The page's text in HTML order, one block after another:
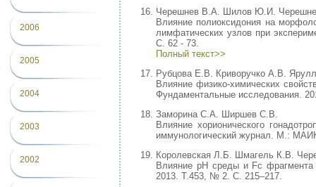
2006
2005
2004
2003
2002
Черешнев В.А. Шилов Ю.И.
Влияние полиоксидония на
лимфатических узлов при
С. 62 - 73.
Полный текст>>
Рубцова Е.В. Криворучко А.В.
Влияние физико-химических
Фундаментальные исследования.
Заморина С.А. Ширшев С.В.
Влияние хорионического
иммунологический журнал. М.:
Королевская Л.Б. Шмагель К.В.
Влияние pH среды и Fc
2013. Т.453, № 2. С. 215–217.